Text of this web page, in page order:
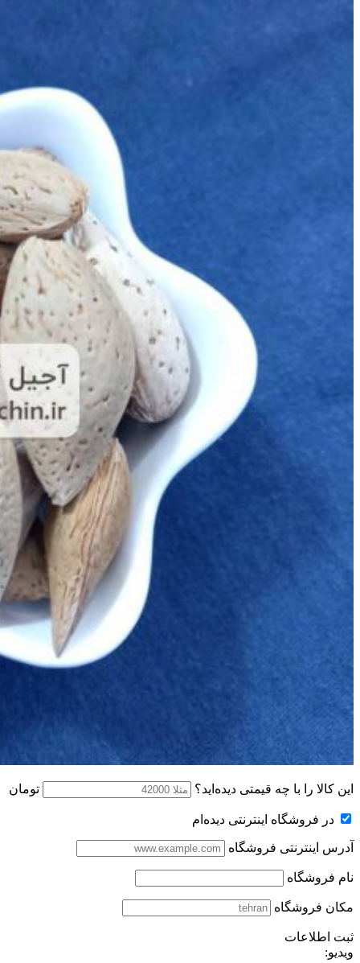
این کالا را با چه قیمتی دیده‌اید؟ تومان
در فروشگاه اینترنتی دیده‌ام
آدرس اینترنتی فروشگاه
نام فروشگاه
مکان فروشگاه
ثبت اطلاعات
ویدیو: